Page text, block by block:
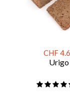
CHF
Urigo